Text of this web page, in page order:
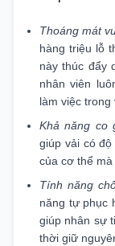
Thoáng mát
hàng triệu lỗ
này thúc đẩy
nhân viên
làm việc trong
Khả năng co
giúp vải có
của cơ thể mà
Tính năng
năng tự phục
giúp nhân sự
thời giữ